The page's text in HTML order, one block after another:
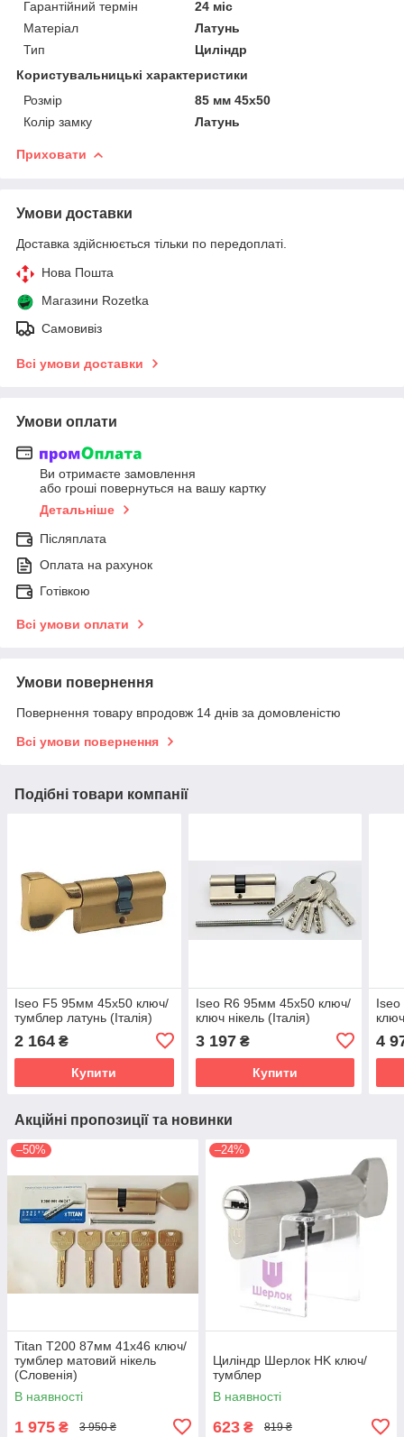
Гарантійний термін
24 міс
Матеріал
Латунь
Тип
Циліндр
Користувальницькі характеристики
Розмір
85 мм 45x50
Колір замку
Латунь
Приховати
Умови доставки
Доставка здійснюється тільки по передоплаті.
Нова Пошта
Магазини Rozetka
Самовивіз
Всі умови доставки
Умови оплати
Ви отримаєте замовлення
або гроші повернуться на вашу картку
Детальніше
Післяплата
Оплата на рахунок
Готівкою
Всі умови оплати
Умови повернення
Повернення товару впродовж 14 днів за домовленістю
Всі умови повернення
Подібні товари компанії
Iseo F5 95мм 45х50 ключ/
тумблер латунь (Італія)
2 164 ₴
Купити
Iseo R6 95мм 45х50 ключ/
ключ нікель (Італія)
3 197₴
Купити
4
Акційні пропозиції та новинки
–50%
Titan Т200 87мм 41х46 ключ/
тумблер матовий нікель
(Словенія)
В наявності
1 975 ₴ 3 950 ₴
–24%
Циліндр Шерлок HK ключ/
тумблер
В наявності
623 ₴ 819 ₴